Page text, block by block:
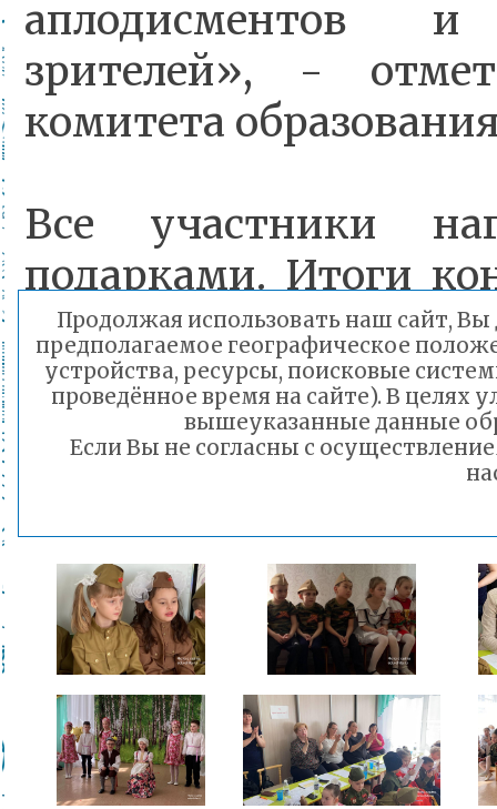
аплодисментов
зрителей», -
комитета
Все участники
подарками. Итоги
апреля. Лучшие
концерт,
защиты детей
«Детство», который
Продолжая использовать наш сайт, Вы
предполагаемое географическое
устройства, ресурсы, поисковые
проведённое время на сайте). В целях
вышеуказанные данные
Если Вы не согласны с